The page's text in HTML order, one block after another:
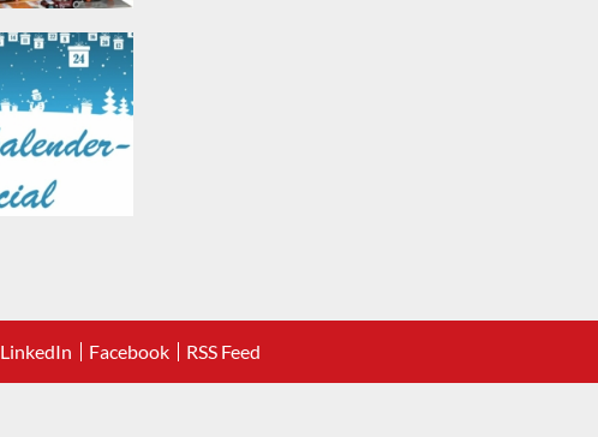
LinkedIn Facebook RSS Feed